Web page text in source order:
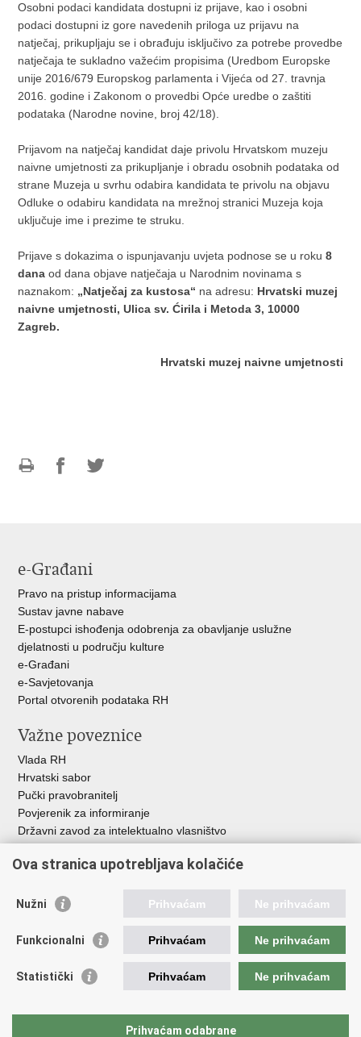
Osobni podaci kandidata dostupni iz prijave, kao i osobni
podaci dostupni iz gore navedenih priloga uz prijavu na
natječaj, prikupljaju se i obrađuju isključivo za potrebe provedbe
natječaja te sukladno važećim propisima (Uredbom Europske
unije 2016/679 Europskog parlamenta i Vijeća od 27. travnja
2016. godine i Zakonom o provedbi Opće uredbe o zaštiti
podataka (Narodne novine, broj 42/18).
Prijavom na natječaj kandidat daje privolu Hrvatskom muzeju
naivne umjetnosti za prikupljanje i obradu osobnih podataka od
strane Muzeja u svrhu odabira kandidata te privolu na objavu
Odluke o odabiru kandidata na mrežnoj stranici Muzeja koja
uključuje ime i prezime te struku.
Prijave s dokazima o ispunjavanju uvjeta podnose se u roku8
dana od dana objave natječaja u Narodnim novinama s
naznakom: „Natječaj za kustosa“ na adresu: Hrvatski muzej
naivne umjetnosti, Ulica sv. Ćirila i Metoda 3, 10000
Zagreb.
Hrvatski muzej naivne umjetnosti
e-Građani
Pravo na pristup informacijama
Sustav javne nabave
E-postupci ishođenja odobrenja za obavljanje uslužne
djelatnosti u području kulture
e-Građani
e-Savjetovanja
Portal otvorenih podataka RH
Važne poveznice
Vlada RH
Hrvatski sabor
Pučki pravobranitelj
Povjerenik za informiranje
Državni zavod za intelektualno vlasništvo
HAKOM
Ostale poveznice
Hrvatski audiovizualni centar
Creative Europe
EU National Institutes for Culture
Međunarodni centar za podvodnu arheologiju u Zadru (MCPA)
Ova stranica upotrebljava kolačiće
Nužni Prihvaćam Ne prihvaćam
Funkcionalni Prihvaćam Ne prihvaćam
Statistički Prihvaćam Ne prihvaćam
Prihvaćam odabrane